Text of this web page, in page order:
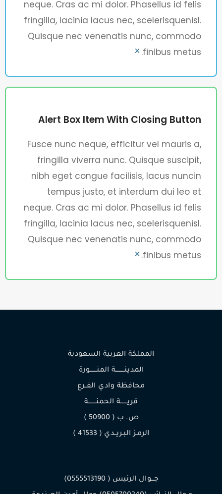
neque. Cras ac mi dolor. Phasellus id felis
fringilla, lacinia lacus nec, scelerisquenisl.
Quisque nec venenatis nunc, commodo
finibus metus.
×
Alert Box Item With Closing Button
Fusce nunc neque, efficitur vel mauris a,
fringilla viverra nunc. Quisque suscipit,
nibh eget congue facilisis, lacus nuncin
tempus justo, et interdum dui leo et
neque. Cras ac mi dolor. Phasellus id felis
fringilla, lacinia lacus nec, scelerisquenisl.
Quisque nec venenatis nunc, commodo
finibus metus.
×
المملكة العربية السعودية
المدينـــــــــة المنـــــــورة
محافظة وادي الفــرع
قريـــــــة الحمنــــــــة
ص. ب ( 50900 )
الرمـز البـريــدي ( 41533 )
جـــوال الرئيس ( 0555513190)